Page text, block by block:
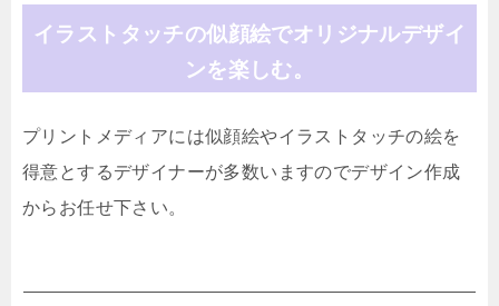
イラストタッチの似顔絵でオリジナルデザイ
ンを楽しむ。
プリントメディアには似顔絵やイラストタッチの絵を
得意とするデザイナーが多数いますのでデザイン作成
からお任せ下さい。